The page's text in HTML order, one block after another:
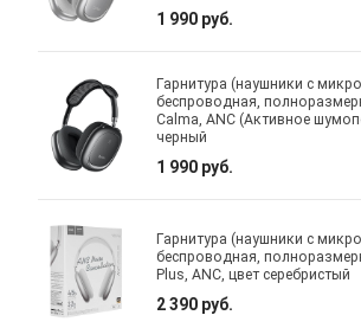
1 990 руб.
Гарнитура (наушники с
беспроводная,
Calma, ANC (Активное
черный
1 990 руб.
Гарнитура (наушники с
беспроводная,
Plus, ANC, цвет серебристый
2 390 руб.